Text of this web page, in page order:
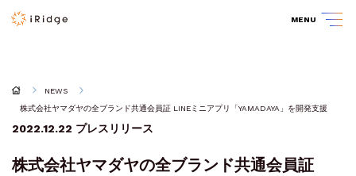
MENU
NEWS
株式会社ヤマダヤの全ブランド共通会員証 LINEミニアプリ「YAMADAYA」を開発支援
2022.12.22 プレスリリース
株式会社ヤマダヤの全ブランド共通会員証